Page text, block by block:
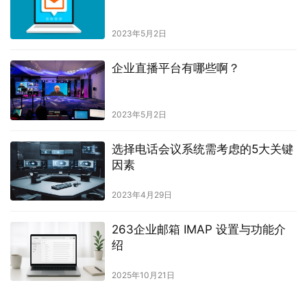
2023年5月2日
企业直播平台有哪些啊？
2023年5月2日
选择电话会议系统需考虑的5大关键
因素
2023年4月29日
263企业邮箱 IMAP 设置与功能介
绍
2025年10月21日